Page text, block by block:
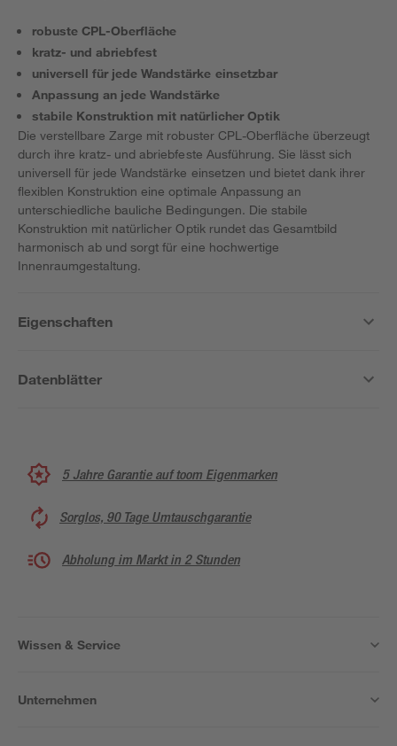
robuste CPL-Oberfläche
kratz- und abriebfest
universell für jede Wandstärke einsetzbar
Anpassung an jede Wandstärke
stabile Konstruktion mit natürlicher Optik
Die verstellbare Zarge mit robuster CPL-Oberfläche überzeugt
durch ihre kratz- und abriebfeste Ausführung. Sie lässt sich
universell für jede Wandstärke einsetzen und bietet dank ihrer
flexiblen Konstruktion eine optimale Anpassung an
unterschiedliche bauliche Bedingungen. Die stabile
Konstruktion mit natürlicher Optik rundet das Gesamtbild
harmonisch ab und sorgt für eine hochwertige
Innenraumgestaltung.
Eigenschaften
Datenblätter
5 Jahre Garantie auf toom Eigenmarken
Sorglos, 90 Tage Umtauschgarantie
Abholung im Markt in 2 Stunden
Wissen & Service
Unternehmen